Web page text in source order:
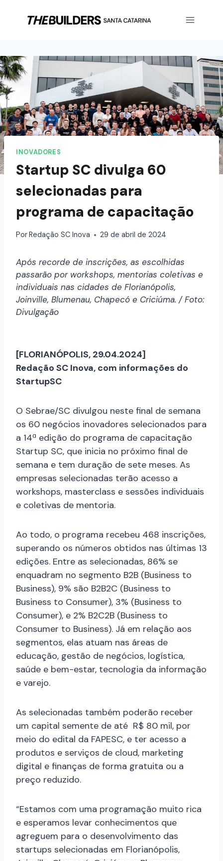
INOVADORES
Startup SC divulga 60
selecionadas para
programa de capacitação
Por Redação SC Inova 29 de abril de 2024
Após recorde de inscrições, as escolhidas
passarão por workshops, mentorias coletivas e
individuais nas cidades de Florianópolis,
Joinville, Blumenau, Chapecó e Criciúma. / Foto:
Divulgação
[FLORIANÓPOLIS, 29.04.2024]
Redação SC Inova, com informações do
StartupSC
O Sebrae/SC divulgou neste final de semana
os 60 negócios inovadores selecionados para
a 14ª edição do programa de capacitação
Startup SC, que inicia no próximo final de
semana e tem duração de sete meses. As
empresas selecionadas terão acesso a
workshops, masterclass e sessões individuais
e coletivas de mentoria.
Ao todo, o programa recebeu 468 inscrições,
superando os números obtidos nas últimas 13
edições. Entre as selecionadas, 86% se
enquadram no segmento B2B (Business to
Business), 9% são B2B2C (Business to
Business to Consumer), 3% (Business to
Consumer), e 2% B2C2B (Business to
Consumer to Business). Já em relação aos
segmentos, elas atuam nas áreas de
educação, gestão de negócios, logística,
saúde e bem-estar, tecnologia da informação
e varejo.
As selecionadas também poderão receber
um capital semente de até R$ 80 mil, por
meio do edital da FAPESC, e ter acesso a
produtos e serviços de cloud, marketing
digital e finanças de forma gratuita ou a
preço reduzido.
“Estamos com uma programação muito rica
e esperamos levar conhecimentos que
agreguem para o desenvolvimento das
startups selecionadas em Florianópolis,